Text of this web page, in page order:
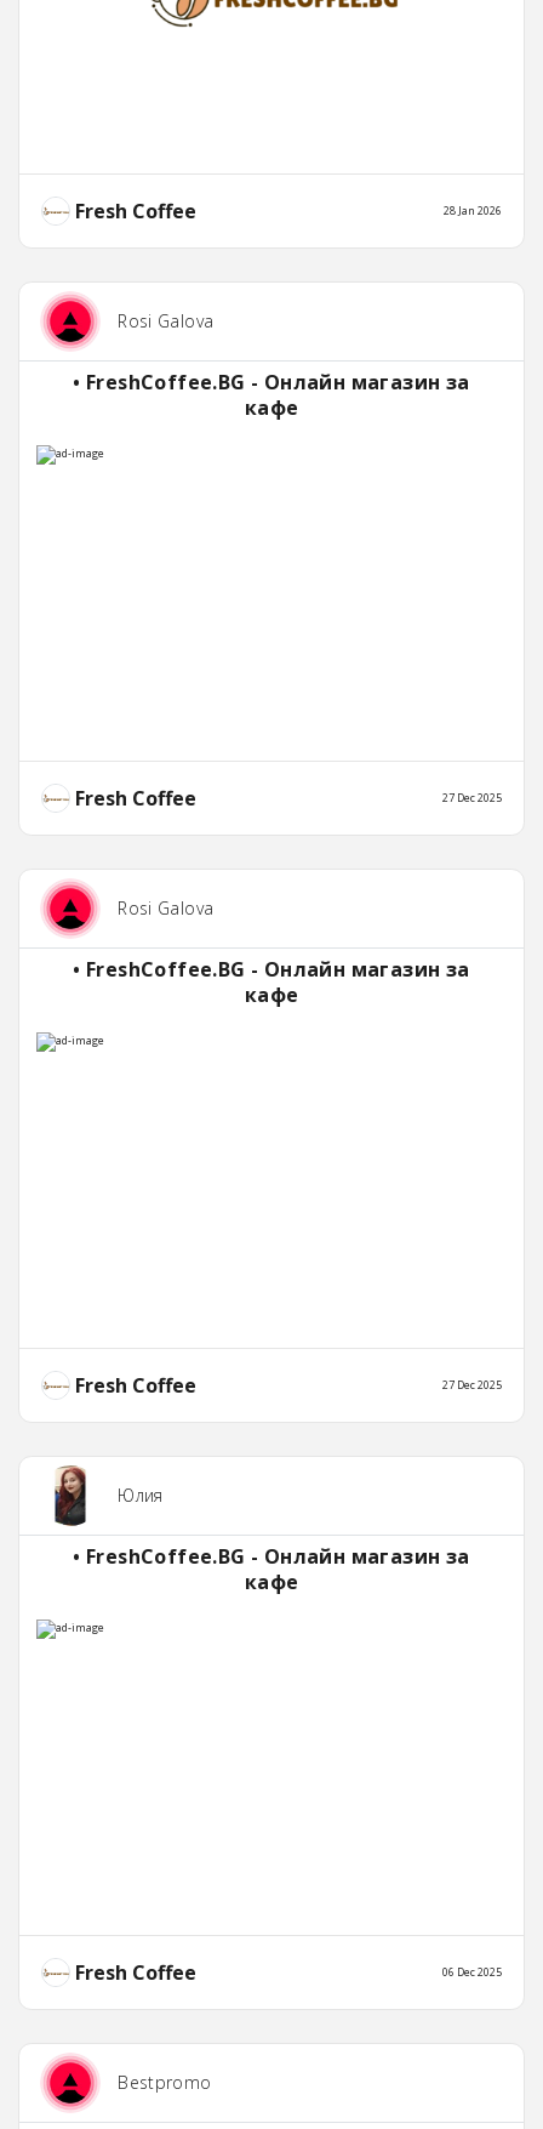
Fresh Coffee 28 Jan 2026
Rosi Galova
• FreshCoffee.BG - Онлайн магазин за
кафе
Fresh Coffee 27 Dec 2025
Rosi Galova
• FreshCoffee.BG - Онлайн магазин за
кафе
Fresh Coffee 27 Dec 2025
Юлия
• FreshCoffee.BG - Онлайн магазин за
кафе
Fresh Coffee 06 Dec 2025
Bestpromo